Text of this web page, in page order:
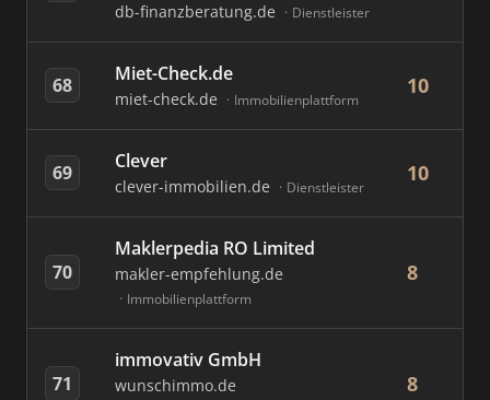
db-finanzberatung.de Dienstleister
68 Miet-Check.de
miet-check.de Immobilienplattform
10
69 Clever
clever-immobilien.de Dienstleister
10
70
Maklerpedia RO Limited
makler-empfehlung.de
Immobilienplattform
8
71
immovativ GmbH
wunschimmo.de 8